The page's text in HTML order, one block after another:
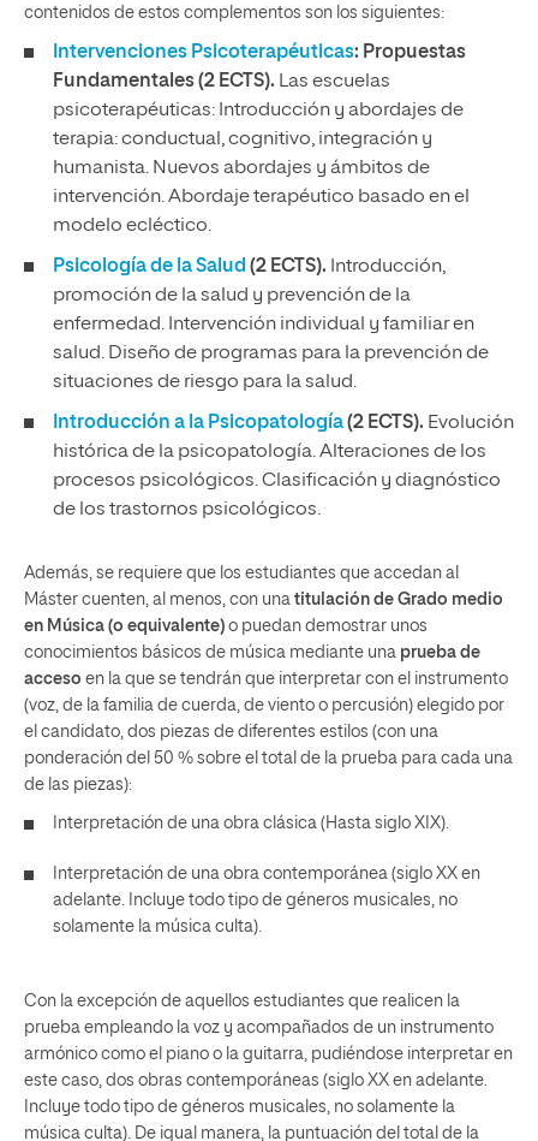
contenidos de estos complementos son los siguientes:
Intervenciones Psicoterapéuticas: Propuestas
Fundamentales (2 ECTS). Las escuelas
psicoterapéuticas: Introducción y abordajes de
terapia: conductual, cognitivo, integración y
humanista. Nuevos abordajes y ámbitos de
intervención. Abordaje terapéutico basado en el
modelo ecléctico.
Psicología de la Salud (2 ECTS). Introducción,
promoción de la salud y prevención de la
enfermedad. Intervención individual y familiar en
salud. Diseño de programas para la prevención de
situaciones de riesgo para la salud.
Introducción a la Psicopatología(2 ECTS). Evolución
histórica de la psicopatología. Alteraciones de los
procesos psicológicos. Clasificación y diagnóstico
de los trastornos psicológicos.
Además, se requiere que los estudiantes que accedan al
Máster cuenten, al menos, con una titulación de Grado medio
en Música (o equivalente) o puedan demostrar unos
conocimientos básicos de música mediante una prueba de
acceso en la que se tendrán que interpretar con el instrumento
(voz, de la familia de cuerda, de viento o percusión) elegido por
el candidato, dos piezas de diferentes estilos (con una
ponderación del 50 % sobre el total de la prueba para cada una
de las piezas):
Interpretación de una obra clásica (Hasta siglo XIX).
Interpretación de una obra contemporánea (siglo XX en
adelante. Incluye todo tipo de géneros musicales, no
solamente la música culta).
Con la excepción de aquellos estudiantes que realicen la
prueba empleando la voz y acompañados de un instrumento
armónico como el piano o la guitarra, pudiéndose interpretar en
este caso, dos obras contemporáneas (siglo XX en adelante.
Incluye todo tipo de géneros musicales, no solamente la
música culta). De igual manera, la puntuación del total de la